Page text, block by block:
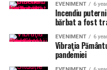
EVENIMENT 6
Incendiu
bărbat a fost
EVENIMENT 6
Vibraţia
pandemiei